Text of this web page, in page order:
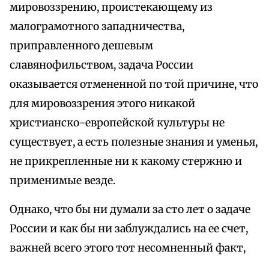
мировоззрению, проистекающему из
малограмотного западничества,
приправленного дешевым
славянофильством, задача России
оказывается отмененной по той причине, что
для мировоззрения этого никакой
христианско-европейской культуры не
существует, а есть полезные знания и уменья,
не прикрепленные ни к какому стержню и
применимые везде.
Однако, что бы ни думали за сто лет о задаче
России и как бы ни заблуждались на ее счет,
важней всего этого тот несомненный факт,